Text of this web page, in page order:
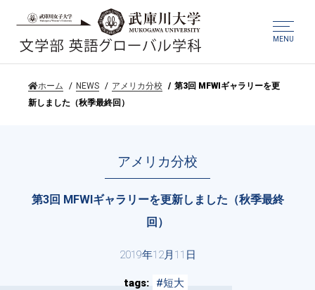
MENU
ホーム NEWS アメリカ分校
第3回 MFWIギャラリーを更
新しました（秋季最終回）
アメリカ分校
第3回 MFWIギャラリーを更新しました（秋季最終
回）
2019年12月11日
tags #短大